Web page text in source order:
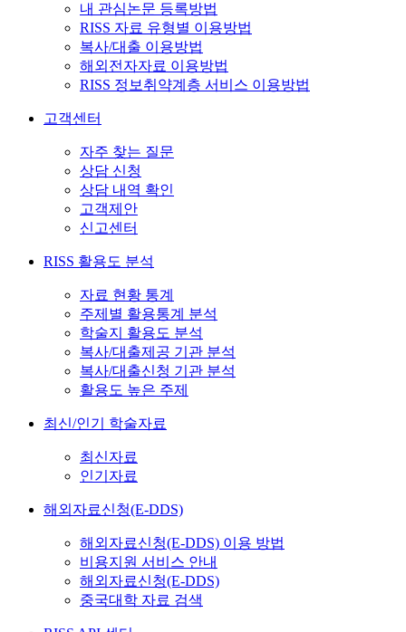
내 관심논문 등록방법
RISS 자료 유형별 이용방법
복사/대출 이용방법
해외전자자료 이용방법
RISS 정보취약계층 서비스 이용방법
고객센터
자주 찾는 질문
상담 신청
상담 내역 확인
고객제안
신고센터
RISS 활용도 분석
자료 현황 통계
주제별 활용통계 분석
학술지 활용도 분석
복사/대출제공 기관 분석
복사/대출신청 기관 분석
활용도 높은 주제
최신/인기 학술자료
최신자료
인기자료
해외자료신청(E-DDS)
해외자료신청(E-DDS) 이용 방법
비용지원 서비스 안내
해외자료신청(E-DDS)
중국대학 자료 검색